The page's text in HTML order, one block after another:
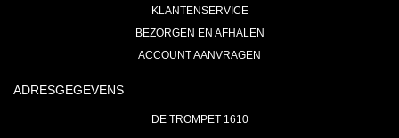
KLANTENSERVICE
BEZORGEN EN AFHALEN
ACCOUNT AANVRAGEN
ADRESGEGEVENS
DE TROMPET 1610